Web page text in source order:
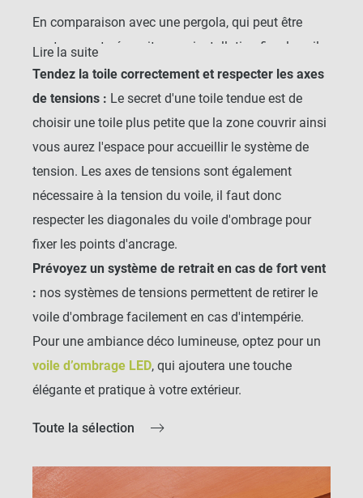
En comparaison avec une pergola, qui peut être
couteuses et nécessiter une installation fixe, le voile
d'ombrage permet une installation rapide et flexible.
Si vous recherchez un rendu plus naturel, vous
pouvez opter pour un voile d’ombrage coco, qui est
fabriqué à partir de fibres naturelles pour un résultat
plus écologique et esthétique. Découvrez notre
gamme devoiles d’ombrage en cocopour ajouter
une touche unique à votre extérieur.
COMMENT INSTALLER
UN VOILE D'OMBRAGE
TENSION OPTIMALE
Lire la suite
Tendez la toile correctement et respecter les axes
de tensions : Le secret d'une toile tendue est de
choisir une toile plus petite que la zone couvrir ainsi
vous aurez l'espace pour accueillir le système de
tension. Les axes de tensions sont également
nécessaire à la tension du voile, il faut donc
respecter les diagonales du voile d'ombrage pour
fixer les points d'ancrage.
Prévoyez un système de retrait en cas de fort vent
: nos systèmes de tensions permettent de retirer le
voile d'ombrage facilement en cas d'intempérie.
Pour une ambiance déco lumineuse, optez pour un
voile d’ombrage LED, qui ajoutera une touche
élégante et pratique à votre extérieur.
Toute la sélection